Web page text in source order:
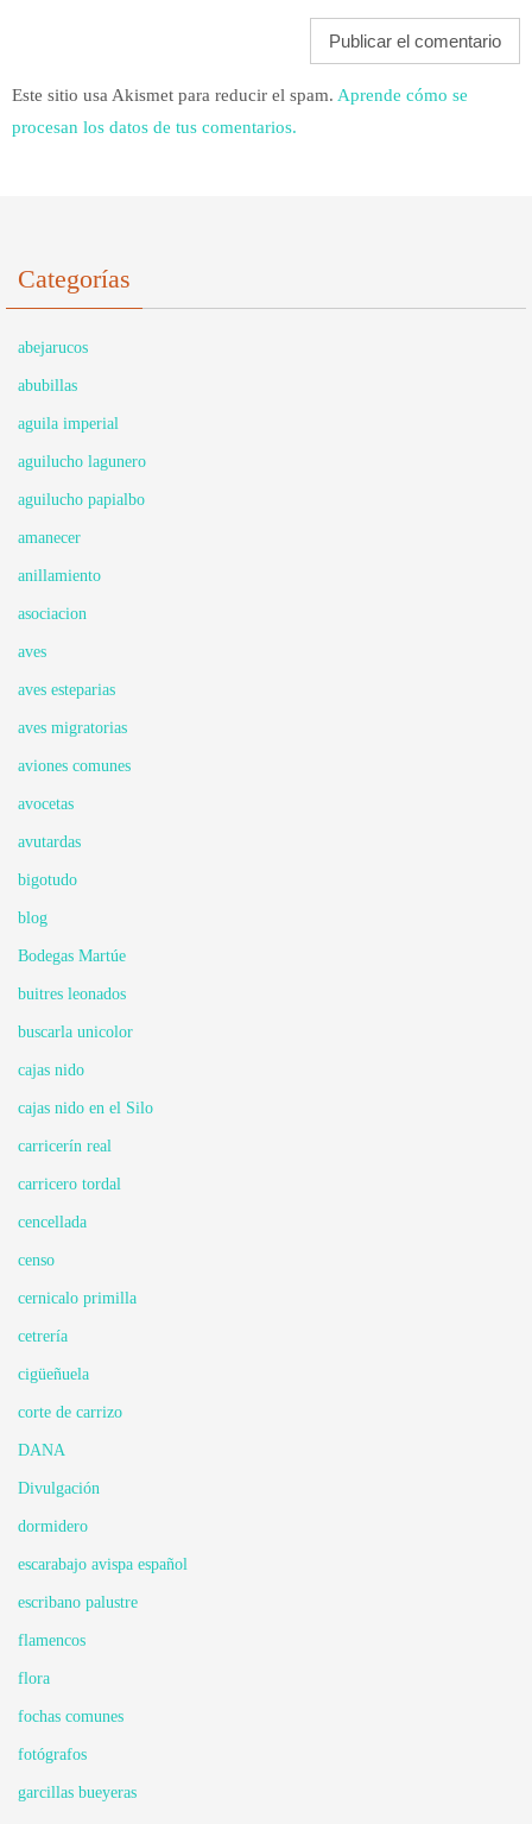
Este sitio usa Akismet para reducir el spam. Aprende cómo se
procesan los datos de tus comentarios.
Categorías
abejarucos
abubillas
aguila imperial
aguilucho lagunero
aguilucho papialbo
amanecer
anillamiento
asociacion
aves
aves esteparias
aves migratorias
aviones comunes
avocetas
avutardas
bigotudo
blog
Bodegas Martúe
buitres leonados
buscarla unicolor
cajas nido
cajas nido en el Silo
carricerín real
carricero tordal
cencellada
censo
cernicalo primilla
cetrería
cigüeñuela
corte de carrizo
DANA
Divulgación
dormidero
escarabajo avispa español
escribano palustre
flamencos
flora
fochas comunes
fotógrafos
garcillas bueyeras